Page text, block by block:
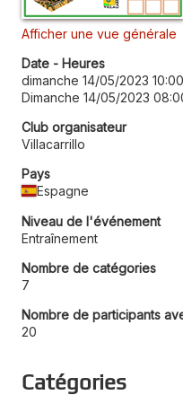
Afficher une vue générale
Date - Heures
dimanche 14/05/2023 10:00
Dimanche 14/05/2023
Club organisateur
Villacarrillo
Pays
Espagne
Niveau de l'événement
Entraînement
Nombre de catégories
7
Nombre de participants
20
Catégories